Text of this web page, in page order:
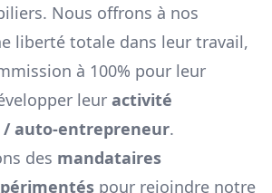
Nous offrons à nos
liberté totale dans leur travail,
à 100% pour leur
leur activité
auto-entrepreneur.
des mandataires
pour rejoindre notre